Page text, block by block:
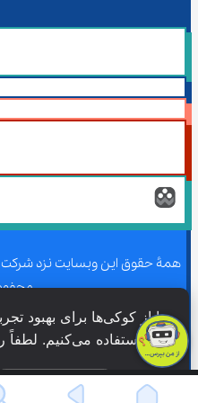
همۀ حقوق این وبسایت نزد
همۀ حقوق این وبسایت نزد شرکت
محفوظ است.
ما از کوکی‌ها برای
استفاده می‌کنیم. لطفاً رضایت خود را اعلام کنید.
فقط ضروری